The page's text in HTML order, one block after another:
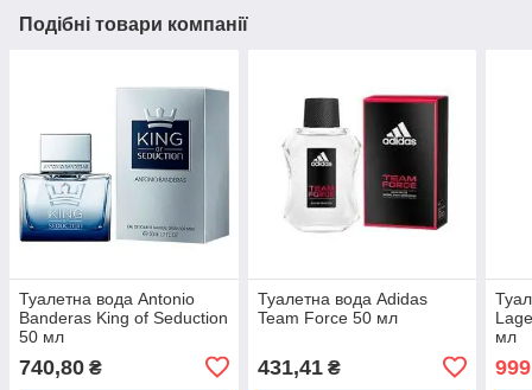
Подібні товари компанії
Туалетна вода Antonio
Banderas King of Seduction
50 мл
740,80 ₴
Туалетна вода Adidas
Team Force 50 мл
431,41₴
мл